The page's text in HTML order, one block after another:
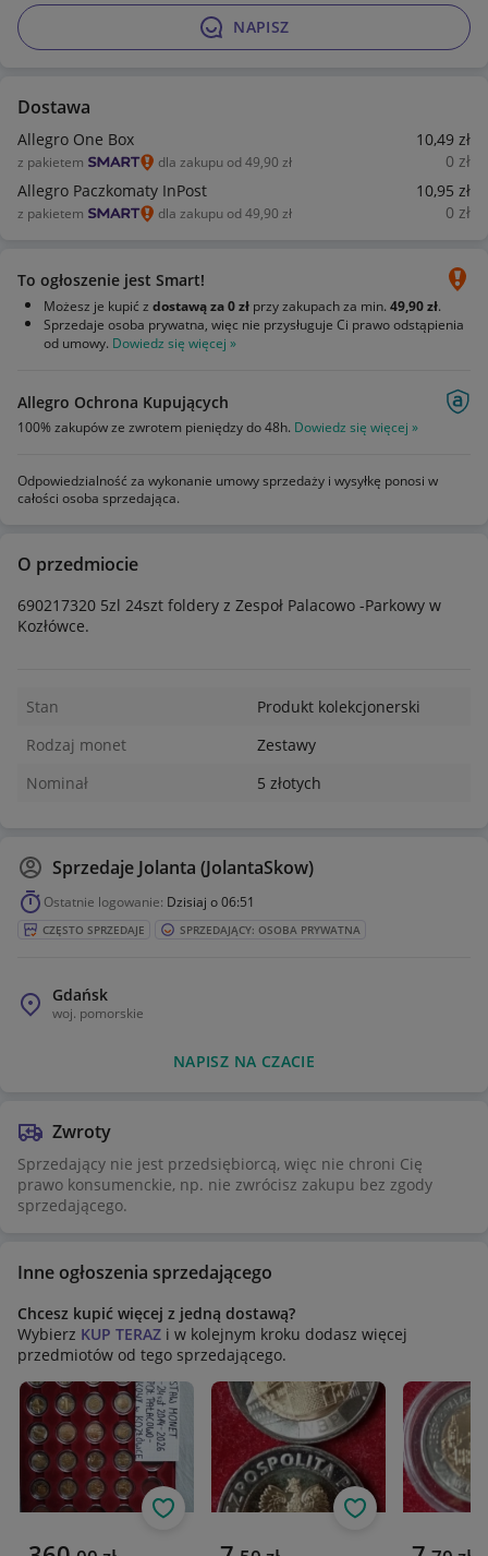
NAPISZ
Dostawa
Allegro One Box 10,49 zł
z pakietem dla zakupu od 49,90 zł 0 zł
Allegro Paczkomaty InPost
10,95 zł
z pakietem dla zakupu od 49,90 zł 0 zł
To ogłoszenie jest Smart!
Możesz je kupić z dostawą za 0 zł przy zakupach za min. 49,90 zł.
Sprzedaje osoba prywatna, więc nie przysługuje Ci prawo odstąpienia
od umowy. Dowiedz się więcej »
Allegro Ochrona Kupujących
100% zakupów ze zwrotem pieniędzy do 48h. Dowiedz się więcej »
Odpowiedzialność za wykonanie umowy sprzedaży i wysyłkę ponosi w
całości osoba sprzedająca.
O przedmiocie
690217320 5zl 24szt foldery z Zespoł Palacowo -Parkowy w
Kozłówce.
Stan
Produkt kolekcjonerski
Rodzaj monet
Zestawy
Nominał
5 złotych
Sprzedaje Jolanta (JolantaSkow)
Ostatnie logowanie: Dzisiaj o 06:51
CZĘSTO SPRZEDAJE SPRZEDAJĄCY: OSOBA PRYWATNA
Gdańsk
woj. pomorskie
NAPISZ NA CZACIE
Zwroty
Sprzedający nie jest przedsiębiorcą, więc nie chroni Cię
prawo konsumenckie, np. nie zwrócisz zakupu bez zgody
sprzedającego.
Inne ogłoszenia sprzedającego
Chcesz kupić więcej z jedną dostawą?
Wybierz KUP TERAZ i w kolejnym kroku dodasz więcej
przedmiotów od tego sprzedającego.
Aktualna cena
Obserwuj
Aktualna cena
Obserwuj
Aktualna